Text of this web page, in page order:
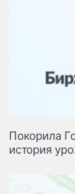
Покорила
история